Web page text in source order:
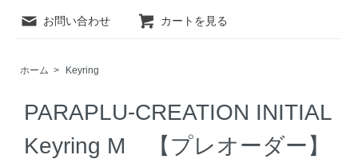
お問い合わせ カートを見る
ホーム > Keyring
PARAPLU-CREATION INITIAL
Keyring M 【プレオーダー】